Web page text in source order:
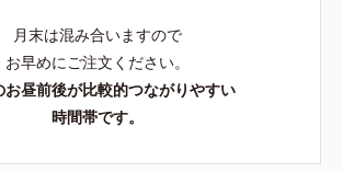
月末は混み合いますので
お早めにご注文ください。
お昼前後が比較的つながりやすい
時間帯です。